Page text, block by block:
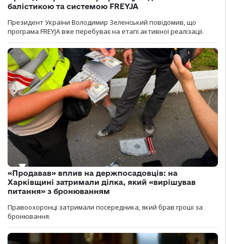
балістикою та системою FREYJA
Президент України Володимир Зеленський повідомив, що
програма FREYJA вже перебуває на етапі активної реалізації.
«Продавав» вплив на держпосадовців: на
Харківщині затримали ділка, який «вирішував
питання» з бронюванням
Правоохоронці затримали посередника, який брав гроші за
бронювання.